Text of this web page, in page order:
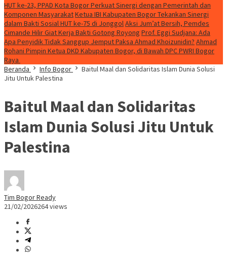
HUT ke-23, PPAD Kota Bogor Perkuat Sinergi dengan Pemerintah dan
Komponen MasyarakatKetua IBI Kabupaten Bogor Tekankan Sinergi
dalam Bakti Sosial HUT ke-75 di JonggolAksi Jum’at Bersih, Pemdes
Cimande Hilir Giat Kerja Bakti Gotong Royong Prof. Eggi Sudjana: Ada
Apa Penyidik Tidak Sanggup Jemput Paksa Ahmad Khoizunidin? Ahmad
Rohani Pimpin Ketua DKD Kabupaten Bogor, di Bawah DPC PWRI Bogor
Raya
Beranda
Info Bogor
Baitul Maal dan Solidaritas Islam Dunia Solusi
Jitu Untuk Palestina
Baitul Maal dan Solidaritas
Islam Dunia Solusi Jitu Untuk
Palestina
Tim Bogor Ready
21/02/2026264 views